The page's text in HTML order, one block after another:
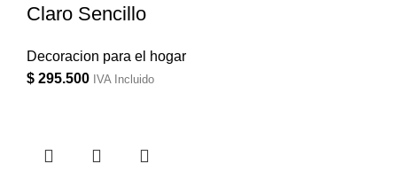
Claro Sencillo
Decoracion para el hogar
$ 295.500 IVA Incluido